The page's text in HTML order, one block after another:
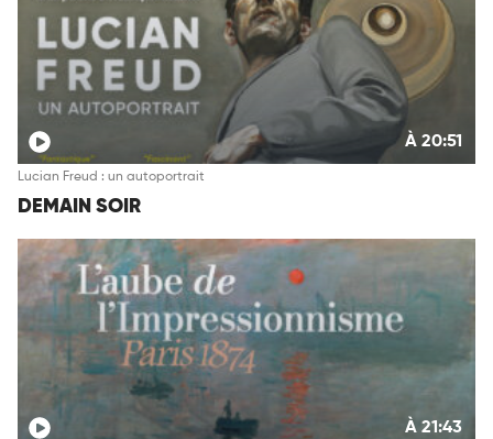
À 20:51
Lucian Freud : un autoportrait
DEMAIN SOIR
À 21:43